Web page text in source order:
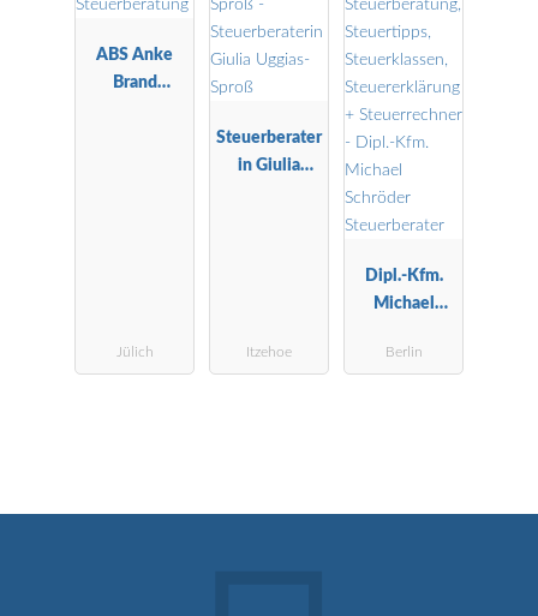
ABS Anke
Brand
Jülich
Steuerberater
in Giulia
Itzehoe
Dipl.-Kfm.
Michael
Steuerberater
Berlin